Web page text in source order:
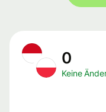
0
Keine